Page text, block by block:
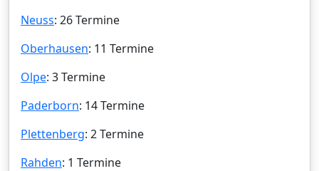
Neuss: 26 Termine
Oberhausen: 11 Termine
Olpe: 3 Termine
Paderborn: 14 Termine
Plettenberg: 2 Termine
Rahden: 1 Termine